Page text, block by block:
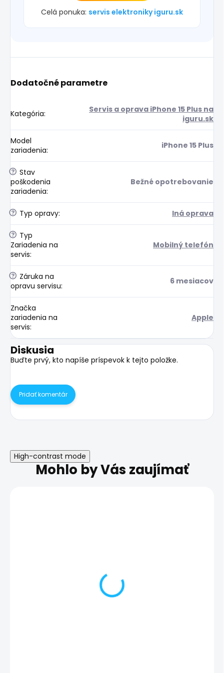
Celá ponuka: servis elektroniky iguru.sk
Dodatočné parametre
Kategória:
Servis a oprava iPhone 15 Plus na
iguru.sk
Model
zariadenia: iPhone 15 Plus
? Stav
poškodenia
zariadenia:
Bežné opotrebovanie
? Typ opravy: Iná oprava
? Typ
Zariadenia na
servis:
Mobilný telefón
? Záruka na
opravu servisu: 6 mesiacov
Značka
zariadenia na
servis:
Apple
Diskusia
Buďte prvý, kto napíše príspevok k tejto položke.
Pridať komentár
High-contrast mode
Mohlo by Vás zaujímať
Zálohovanie telefónu |